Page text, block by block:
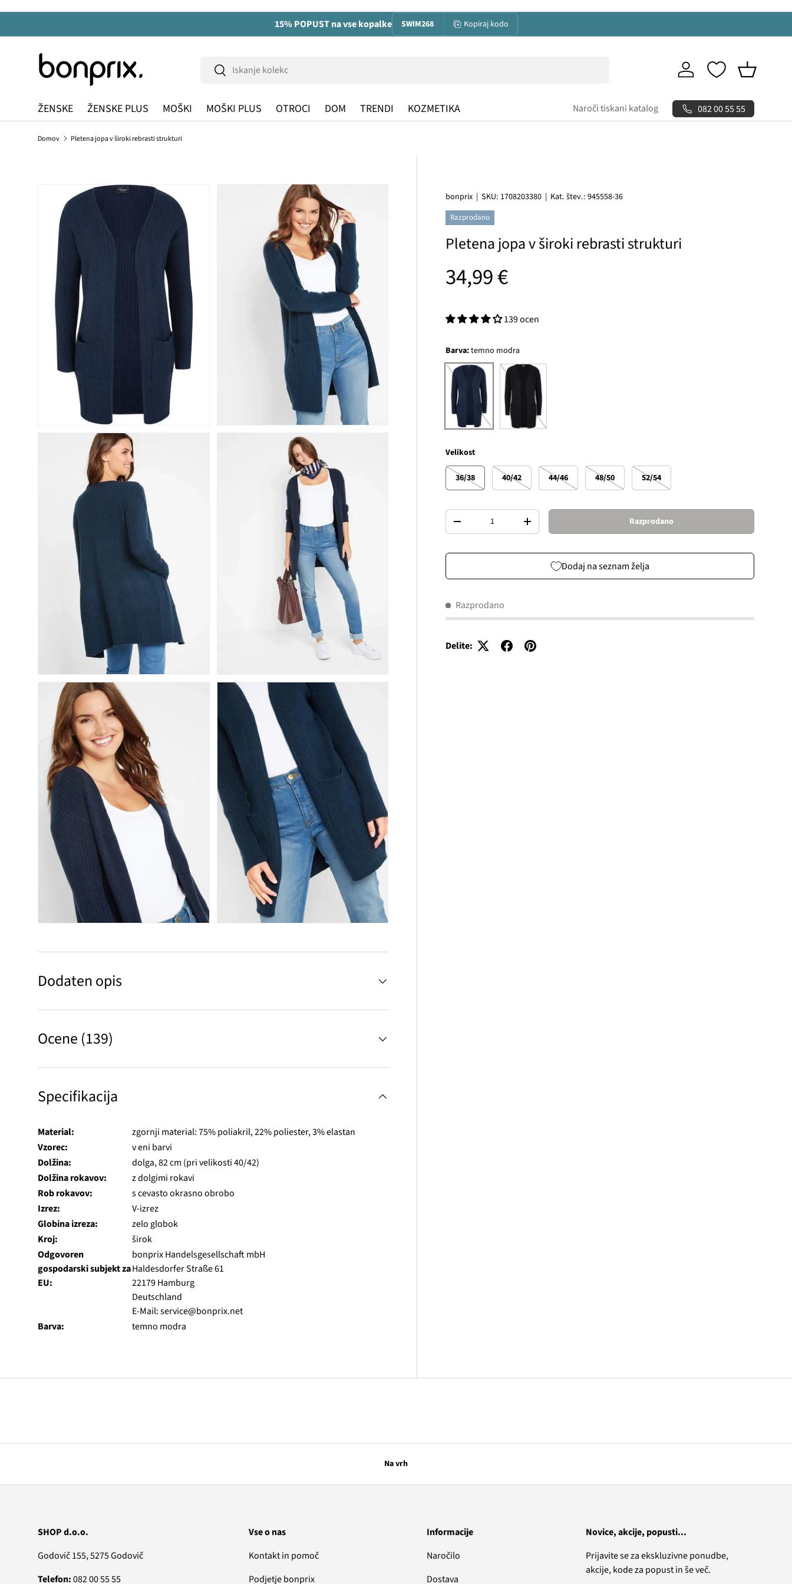
15% POPUST na vse kopalke SWIM268 Kopiraj kodo
Iskanje
Iskanje Prijava Košarica
ŽENSKE ŽENSKE PLUS MOŠKI MOŠKI PLUS OTROCI DOM TRENDI KOZMETIKA Naroči tiskani katalog 082 00 55 55
Domov Pletena jopa v široki rebrasti strukturi
Preskoči na informacije o izdelku
bonprix |SKU: 1708203380 | Kat. štev.: 945558-36
Razprodano
Pletena jopa v široki rebrasti strukturi
Običajna cena
34,99 €
139 ocen
Barva:temno modra
temno modračrna
Velikost
36/38 40/42 44/46 48/50 52/54
Količina
Decrease quantity
Increase quantity Razprodano
Dodaj na seznam želja
Razprodano
Delite:
Dodaten opis
Ocene (139)
Specifikacija
Material:
zgornji material: 75% poliakril, 22% poliester, 3% elastan
Vzorec:
v eni barvi
Dolžina:
dolga, 82 cm (pri velikosti 40/42)
Dolžina rokavov:
z dolgimi rokavi
Rob rokavov:
s cevasto okrasno obrobo
Izrez:
V-izrez
Globina izreza:
zelo globok
Kroj:
širok
Odgovoren
gospodarski subjekt za
EU:
bonprix Handelsgesellschaft mbH
Haldesdorfer Straße 61
22179 Hamburg
Deutschland
E-Mail: service@bonprix.net
Barva:
temno modra
Na vrh
SHOP d.o.o.
Godovič 155, 5275 Godovič
Telefon:082 00 55 55
Vse o nas
Kontakt in pomoč
Podjetje bonprix
Informacije
Naročilo
Dostava
Novice, akcije, popusti...
Prijavite se za ekskluzivne ponudbe,
akcije, kode za popust in še več.